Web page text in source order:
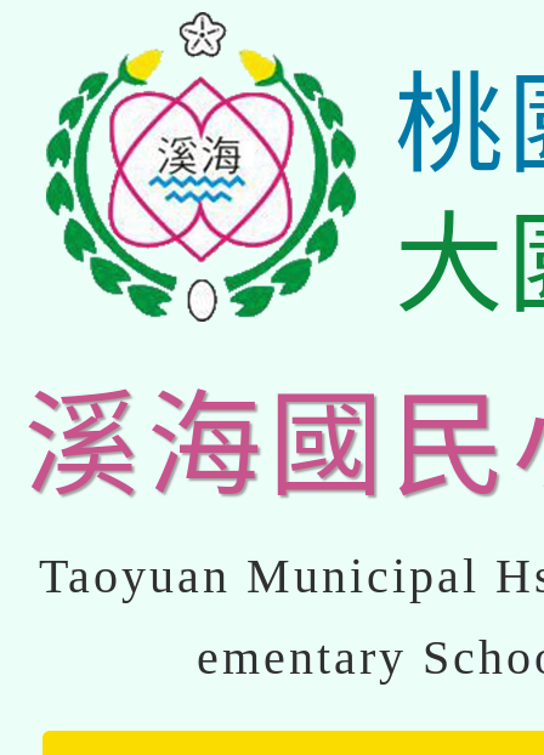
桃
大
溪海國民
Taoyuan Municipal
ementary